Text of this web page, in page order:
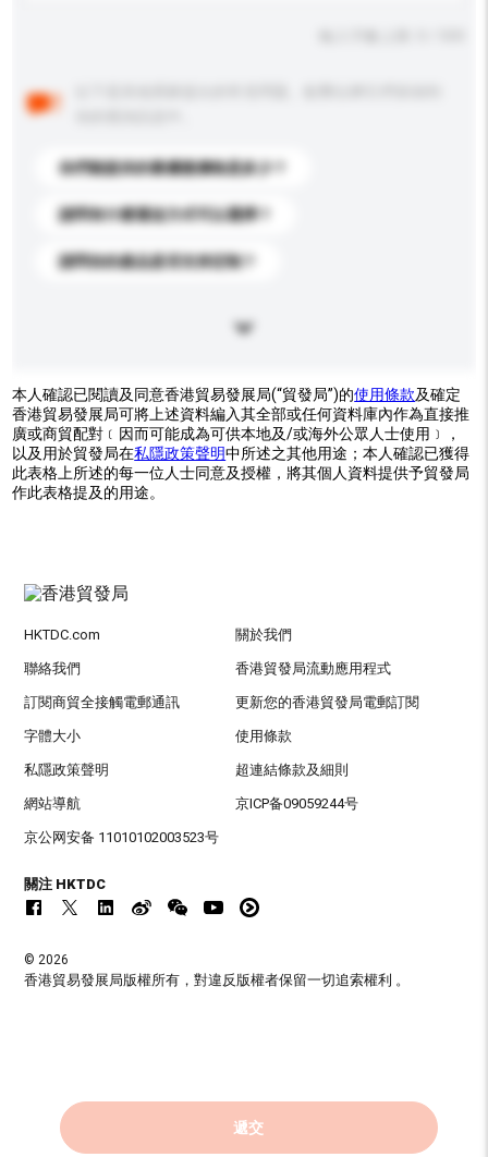
你們能提供的最優惠價格是多少？
請問有什麼運送方式可以選擇？
請問你的產品是否支持定制？
本人確認已閱讀及同意香港貿易發展局(“貿發局”)的使用條款及確定
香港貿易發展局可將上述資料編入其全部或任何資料庫內作為直接推
廣或商貿配對﹝因而可能成為可供本地及/或海外公眾人士使用﹞，
以及用於貿發局在私隱政策聲明中所述之其他用途；本人確認已獲得
此表格上所述的每一位人士同意及授權，將其個人資料提供予貿發局
作此表格提及的用途。
遞交
HKTDC.com 關於我們
聯絡我們 香港貿發局流動應用程式
訂閱商貿全接觸電郵通訊 更新您的香港貿發局電郵訂閱
字體大小 使用條款
私隱政策聲明 超連結條款及細則
網站導航 京ICP备09059244号
京公网安备 11010102003523号
關注 HKTDC
© 2026
香港貿易發展局版權所有，對違反版權者保留一切追索權利 。